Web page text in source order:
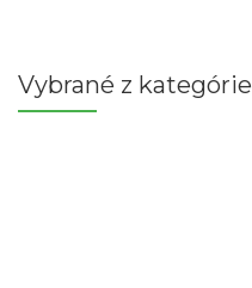
Vybrané z kategórie